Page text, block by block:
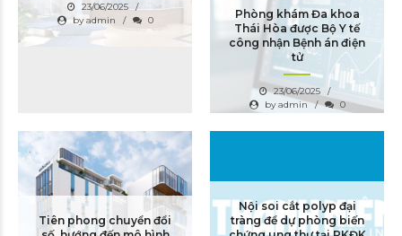
23/06/2025
by admin
0
Phòng khám Đa khoa
Thái Hòa được Bộ Y tế
công nhận Bệnh án điện
tử
23/06/2025
by admin
0
Tiên phong chuyển đổi
Nội soi cắt polyp đại
tràng để dự phòng biến